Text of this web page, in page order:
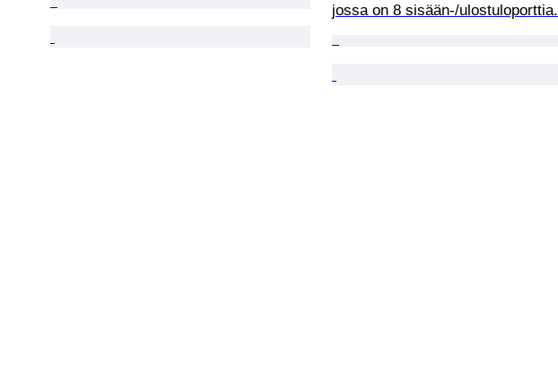
jossa on 8 sisään-/ulostuloporttia.